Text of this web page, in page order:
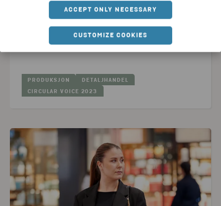
ACCEPT ONLY NECESSARY
CUSTOMIZE COOKIES
Slutt å selge produkter som ikke kan
resirkuleres!
LES ARTIKKEL
PRODUKSJON DETALJHANDEL
CIRCULAR VOICE 2023